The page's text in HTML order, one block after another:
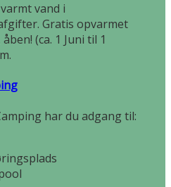
vand i
Gratis opvarmet
(ca. 1 Juni til 1
har du adgang til: